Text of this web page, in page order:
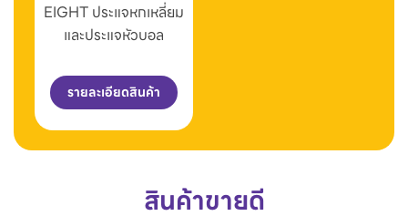
EIGHT ประแจหกเหลี่ยม
และประแจหัวบอล
รายละเอียดสินค้า
สินค้าขายดี